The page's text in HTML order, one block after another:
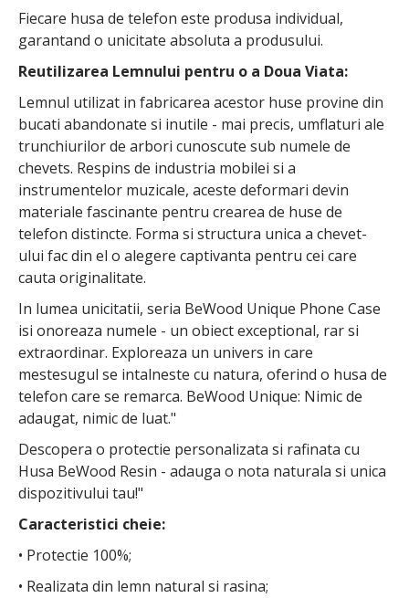
Fiecare husa de telefon este produsa individual,
garantand o unicitate absoluta a produsului.
Reutilizarea Lemnului pentru o a Doua Viata:
Lemnul utilizat in fabricarea acestor huse provine din
bucati abandonate si inutile - mai precis, umflaturi ale
trunchiurilor de arbori cunoscute sub numele de
chevets. Respins de industria mobilei si a
instrumentelor muzicale, aceste deformari devin
materiale fascinante pentru crearea de huse de
telefon distincte. Forma si structura unica a chevet-
ului fac din el o alegere captivanta pentru cei care
cauta originalitate.
In lumea unicitatii, seria BeWood Unique Phone Case
isi onoreaza numele - un obiect exceptional, rar si
extraordinar. Exploreaza un univers in care
mestesugul se intalneste cu natura, oferind o husa de
telefon care se remarca. BeWood Unique: Nimic de
adaugat, nimic de luat."
Descopera o protectie personalizata si rafinata cu
Husa BeWood Resin - adauga o nota naturala si unica
dispozitivului tau!"
Caracteristici cheie:
• Protectie 100%;
• Realizata din lemn natural si rasina;